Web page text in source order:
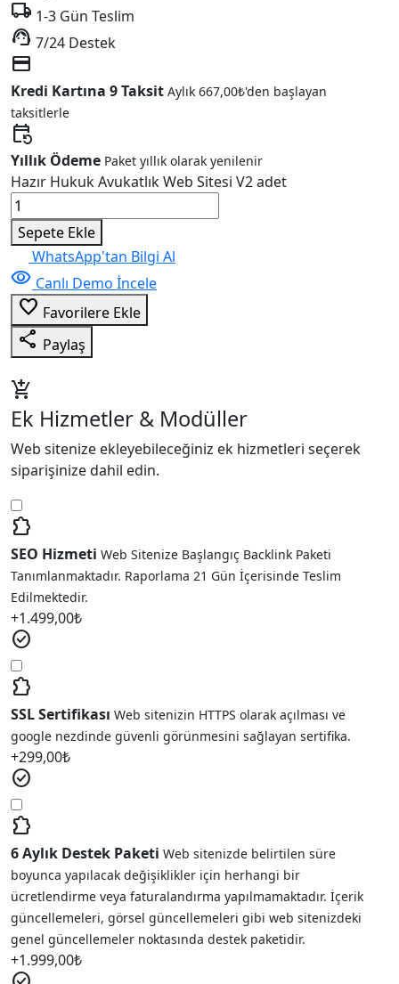
local_shipping 1-3 Gün Teslim
support_agent 7/24 Destek
credit_card
Kredi Kartına 9 Taksit Aylık 667,00₺'den başlayan
taksitlerle
event_repeat
Yıllık Ödeme Paket yıllık olarak yenilenir
Hazır Hukuk Avukatlık Web Sitesi V2 adet
Sepete Ekle
WhatsApp'tan Bilgi Al
visibility Canlı Demo İncele
favorite_border Favorilere Ekle
share Paylaş
add_shopping_cart
Ek Hizmetler & Modüller
Web sitenize ekleyebileceğiniz ek hizmetleri seçerek
siparişinize dahil edin.
extension
SEO Hizmeti Web Sitenize Başlangıç Backlink Paketi
Tanımlanmaktadır. Raporlama 21 Gün İçerisinde Teslim
Edilmektedir.
+1.499,00₺
check_circle
extension
SSL Sertifikası Web sitenizin HTTPS olarak açılması ve
google nezdinde güvenli görünmesini sağlayan sertifika.
+299,00₺
check_circle
extension
6 Aylık Destek Paketi Web sitenizde belirtilen süre
boyunca yapılacak değişiklikler için herhangi bir
ücretlendirme veya faturalandırma yapılmamaktadır. İçerik
güncellemeleri, görsel güncellemeleri gibi web sitenizdeki
genel güncellemeler noktasında destek paketidir.
+1.999,00₺